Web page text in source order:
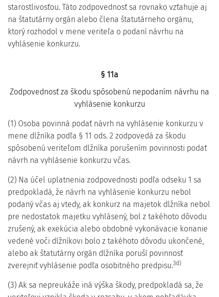
starostlivosťou. Táto zodpovednosť sa rovnako vzťahuje aj
na štatutárny orgán alebo člena štatutárneho orgánu,
ktorý rozhodol v mene veriteľa o podaní návrhu na
vyhlásenie konkurzu.
§ 11a
Zodpovednosť za škodu spôsobenú nepodaním návrhu na
vyhlásenie konkurzu
(1) Osoba povinná podať návrh na vyhlásenie konkurzu v
mene dlžníka podľa § 11 ods. 2 zodpovedá za škodu
spôsobenú veriteľom dlžníka porušením povinnosti podať
návrh na vyhlásenie konkurzu včas.
(2) Na účel uplatnenia zodpovednosti podľa odseku 1 sa
predpokladá, že návrh na vyhlásenie konkurzu nebol
podaný včas aj vtedy, ak konkurz na majetok dlžníka nebol
pre nedostatok majetku vyhlásený, bol z takéhoto dôvodu
zrušený, ak exekúcia alebo obdobné vykonávacie konanie
vedené voči dlžníkovi bolo z takéhoto dôvodu ukončené,
alebo ak štatutárny orgán dlžníka poruší povinnosť
zverejniť vyhlásenie podľa osobitného predpisu.3d)
(3) Ak sa nepreukáže iná výška škody, predpokladá sa, že